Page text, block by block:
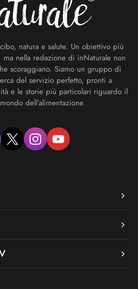
natura e salute. Un obiettivo più
nella redazione di inNaturale non
scoraggiano. Siamo un gruppo di
del servizio perfetto, pronti a
e le storie più particolari riguardo il
dell’alimentazione.
twitter instagramyoutube